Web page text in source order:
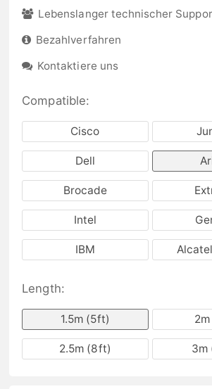
Lebenslanger technischer
Bezahlverfahren
Kontaktiere uns
Compatible:
Cisco
Dell
Brocade
Intel
IBM
Length:
1.5m (5ft)
2.5m (8ft) 3m